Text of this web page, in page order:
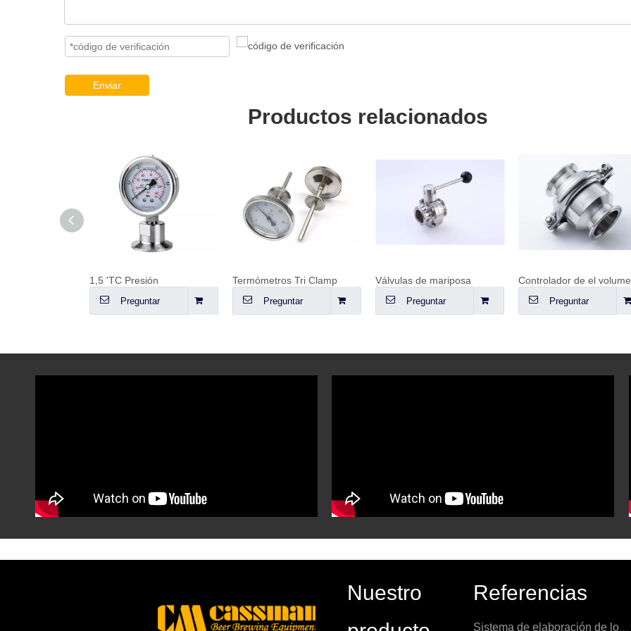
Enviar
Productos relacionados
1,5 'TC Presión
Preguntar
Termómetros Tri Clamp
Preguntar
Válvulas de mariposa
Preguntar
Controlador de el
Preguntar
Nuestro
Referencias